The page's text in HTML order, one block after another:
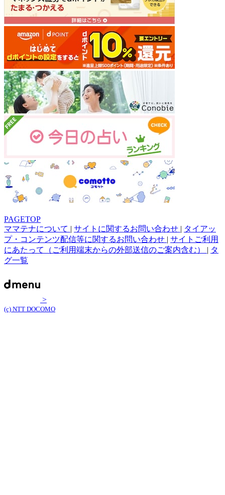
PAGETOP
ママテナについて | サイトに関するお問い合わせ | タイアッ
プ・コンテンツ配信等に関するお問い合わせ | サイトご利用
にあたって（ご利用端末からの外部送信のご案内含む） | タ
グ一覧
>
(c) NTT DOCOMO